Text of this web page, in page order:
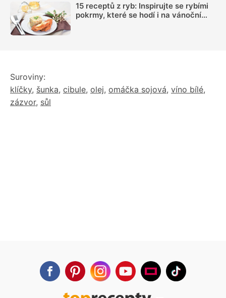
15 receptů z ryb: Inspirujte se rybími
pokrmy, které se hodí i na vánoční
Suroviny:
klíčky, šunka, cibule, olej, omáčka sojová, víno bílé,
zázvor, sůl